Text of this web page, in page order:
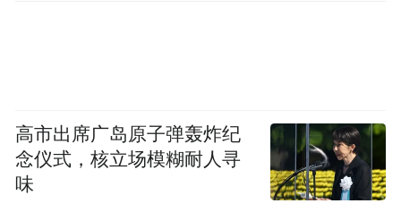
信与文化自信。周卫红表示，学校将以此次
交流为契机，持续深化“非遗在校园”建设，
擦亮非遗育人品牌，助力现代职业教育高质
高市出席广岛原子弹轰炸纪
念仪式，核立场模糊耐人寻
味